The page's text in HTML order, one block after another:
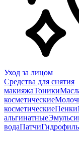
Уход за лицом
Средства для снятия
макияжаТоники
косметические
косметическиеПенки
альгинатные
водаПатчи